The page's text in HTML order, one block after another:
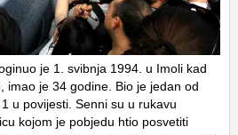
je 1. svibnja 1994. u Imoli kad
imao je 34 godine. Bio je jedan od
u povijesti. Senni su u rukavu
kojom je pobjedu htio posvetiti